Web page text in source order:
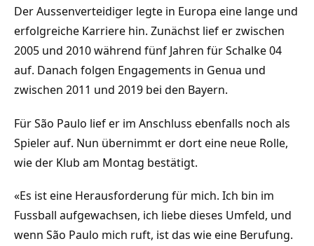
Der Aussenverteidiger legte in Europa eine lange und
erfolgreiche Karriere hin. Zunächst lief er zwischen
2005 und 2010 während fünf Jahren für Schalke 04
auf. Danach folgen Engagements in Genua und
zwischen 2011 und 2019 bei den Bayern.
Für São Paulo lief er im Anschluss ebenfalls noch als
Spieler auf. Nun übernimmt er dort eine neue Rolle,
wie der Klub am Montag bestätigt.
«Es ist eine Herausforderung für mich. Ich bin im
Fussball aufgewachsen, ich liebe dieses Umfeld, und
wenn São Paulo mich ruft, ist das wie eine Berufung.